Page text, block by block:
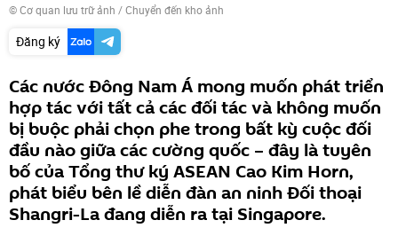
© Cơ quan lưu trữ ảnh /Chuyển đến kho ảnh
Đăng ký
Các nước Đông Nam Á mong muốn phát triển
hợp tác với tất cả các đối tác và không muốn
bị buộc phải chọn phe trong bất kỳ cuộc đối
đầu nào giữa các cường quốc – đây là tuyên
bố của Tổng thư ký ASEAN Cao Kim Horn,
phát biểu bên lề diễn đàn an ninh Đối thoại
Shangri-La đang diễn ra tại Singapore.